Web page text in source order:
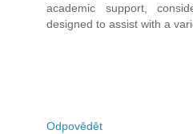
academic support,
designed to assist with a
Odpovědět